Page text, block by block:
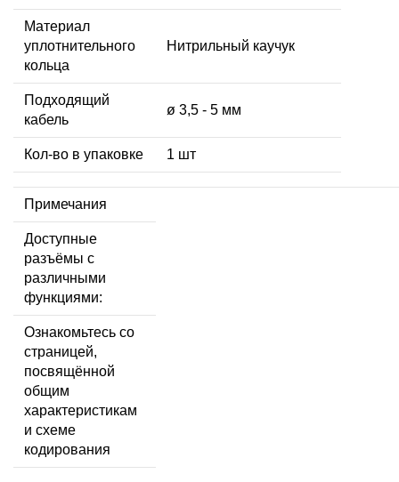
Материал
уплотнительного
кольца
Нитрильный каучук
Подходящий
кабель
ø 3,5 - 5 мм
Кол-во в упаковке 1 шт
Примечания
Доступные
разъёмы с
различными
функциями:
Ознакомьтесь со
страницей,
посвящённой
общим
характеристикам
и схеме
кодирования